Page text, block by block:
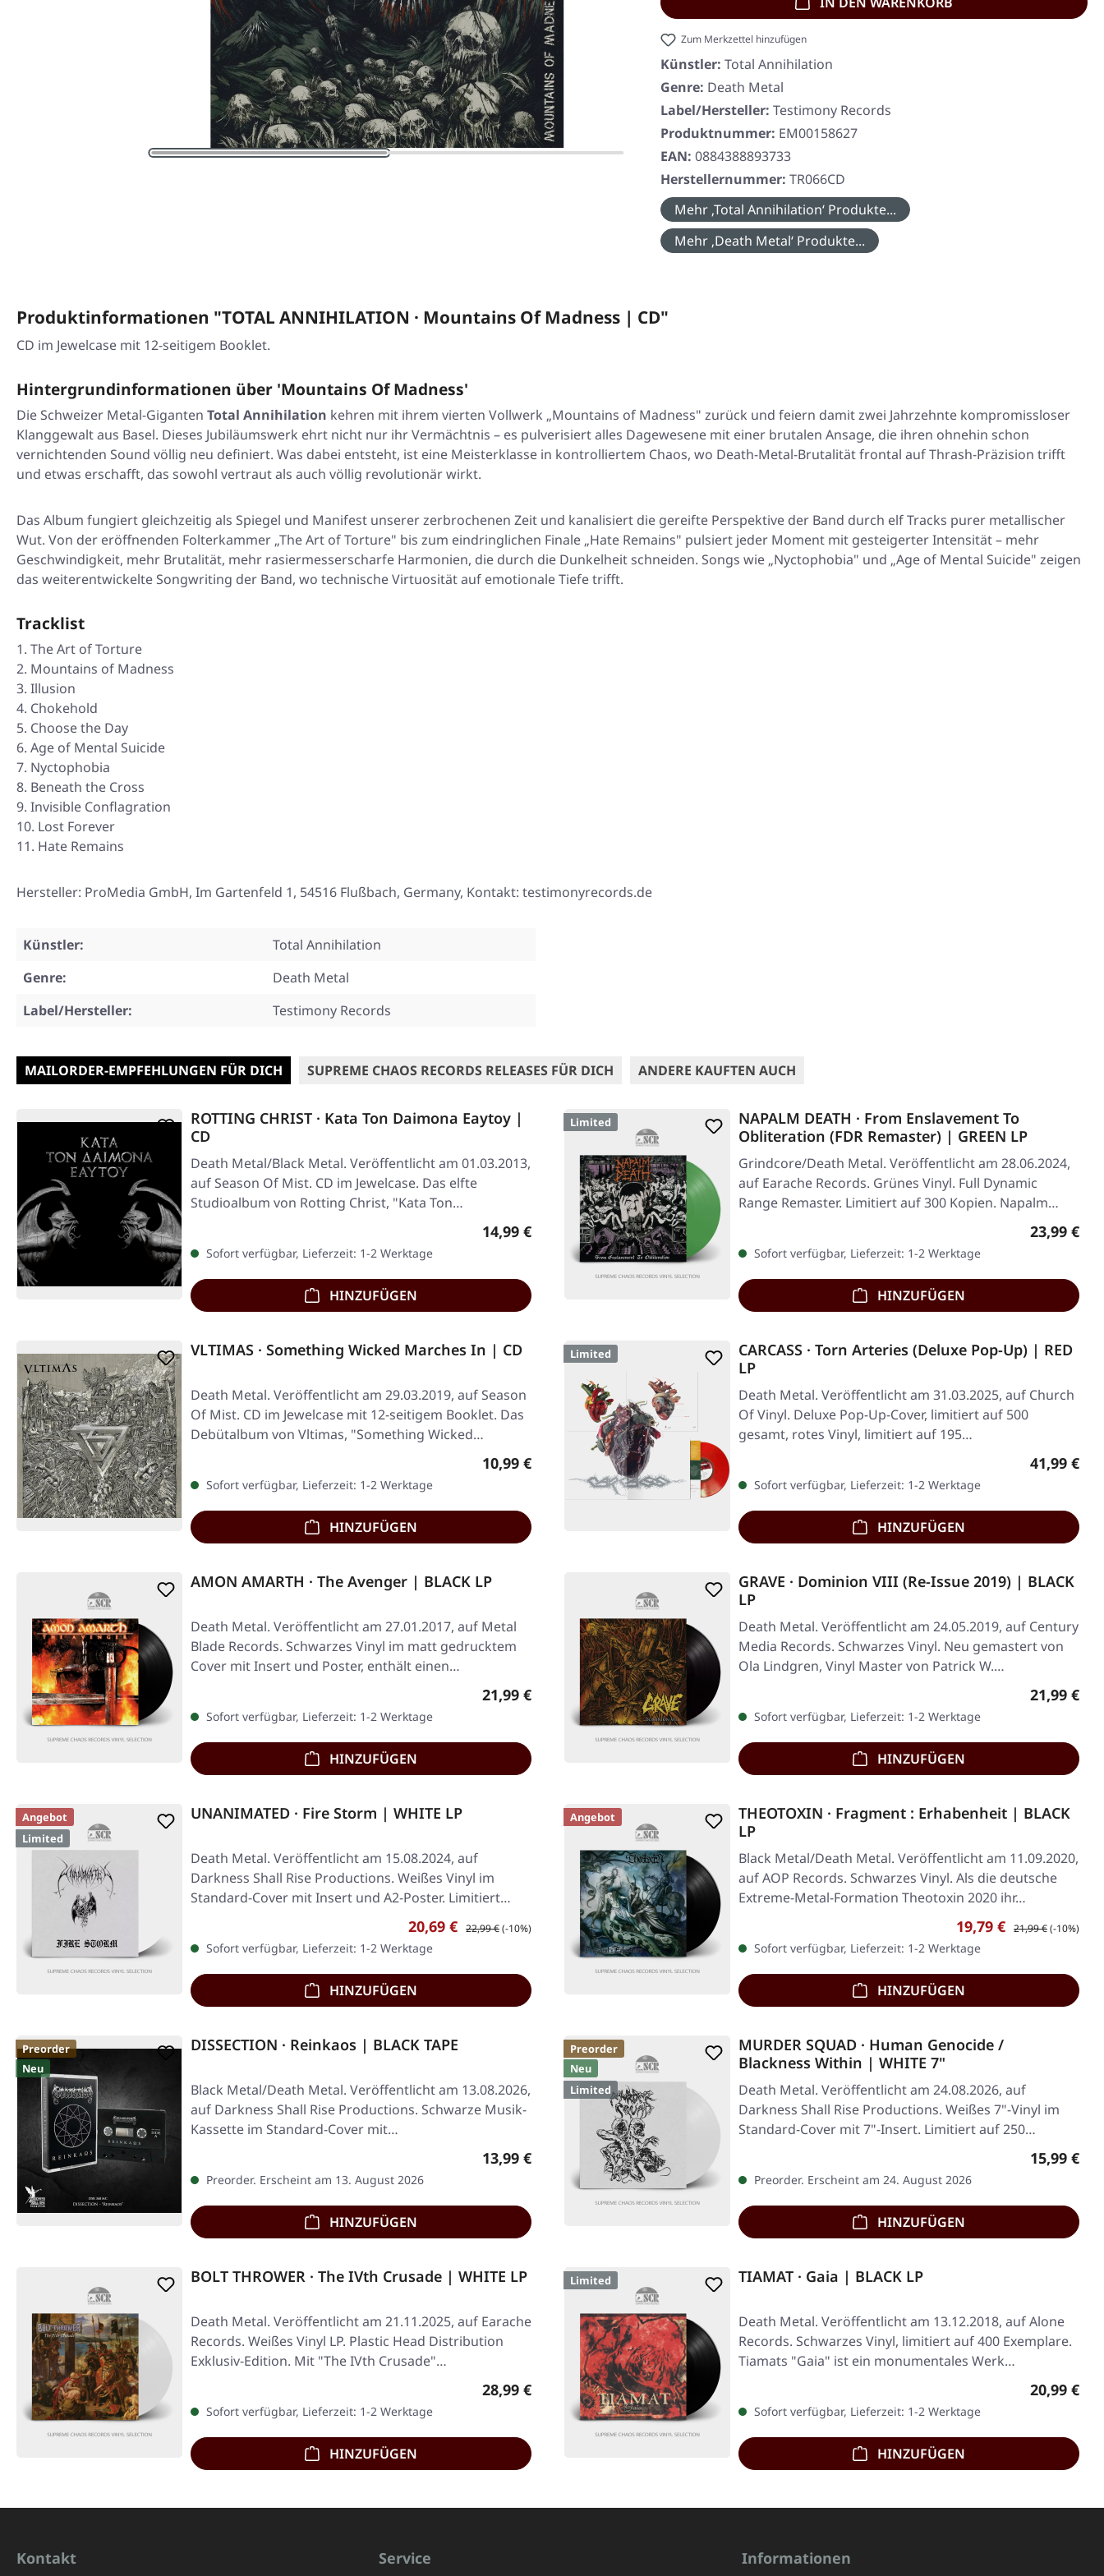
Zum Merkzettel hinzufügen
Künstler: Total Annihilation
Genre: Death Metal
Label/Hersteller: Testimony Records
Produktnummer: EM00158627
EAN: 0884388893733
Herstellernummer: TR066CD
Mehr ‚Total Annihilation‘ Produkte...
Mehr ‚Death Metal‘ Produkte...
Produktinformationen "TOTAL ANNIHILATION · Mountains Of Madness | CD"
CD im Jewelcase mit 12-seitigem Booklet.
Hintergrundinformationen über 'Mountains Of Madness'
Die Schweizer Metal-Giganten Total Annihilation kehren mit ihrem vierten Vollwerk „Mountains of Madness" zurück und feiern damit zwei Jahrzehnte kompromissloser
Klanggewalt aus Basel. Dieses Jubiläumswerk ehrt nicht nur ihr Vermächtnis – es pulverisiert alles Dagewesene mit einer brutalen Ansage, die ihren ohnehin schon
vernichtenden Sound völlig neu definiert. Was dabei entsteht, ist eine Meisterklasse in kontrolliertem Chaos, wo Death-Metal-Brutalität frontal auf Thrash-Präzision trifft
und etwas erschafft, das sowohl vertraut als auch völlig revolutionär wirkt.
Das Album fungiert gleichzeitig als Spiegel und Manifest unserer zerbrochenen Zeit und kanalisiert die gereifte Perspektive der Band durch elf Tracks purer metallischer
Wut. Von der eröffnenden Folterkammer „The Art of Torture" bis zum eindringlichen Finale „Hate Remains" pulsiert jeder Moment mit gesteigerter Intensität – mehr
Geschwindigkeit, mehr Brutalität, mehr rasiermesserscharfe Harmonien, die durch die Dunkelheit schneiden. Songs wie „Nyctophobia" und „Age of Mental Suicide" zeigen
das weiterentwickelte Songwriting der Band, wo technische Virtuosität auf emotionale Tiefe trifft.
Tracklist
The Art of Torture
Mountains of Madness
Illusion
Chokehold
Choose the Day
Age of Mental Suicide
Nyctophobia
Beneath the Cross
Invisible Conflagration
Lost Forever
Hate Remains
Hersteller: ProMedia GmbH, Im Gartenfeld 1, 54516 Flußbach, Germany, Kontakt: testimonyrecords.de
Künstler:
Total Annihilation
Genre:
Death Metal
Label/Hersteller:
Testimony Records
MAILORDER-EMPFEHLUNGEN FÜR DICH SUPREME CHAOS RECORDS RELEASES FÜR DICH ANDERE KAUFTEN AUCH
ROTTING CHRIST · Kata Ton Daimona Eaytoy |
CD
Death Metal/Black Metal. Veröffentlicht am 01.03.2013,
auf Season Of Mist. CD im Jewelcase. Das elfte
Studioalbum von Rotting Christ, "Kata Ton…
Regulärer Preis:
14,99 €
Sofort verfügbar, Lieferzeit: 1-2 Werktage
HINZUFÜGEN
Limited
NAPALM DEATH · From Enslavement To
Obliteration (FDR Remaster) | GREEN LP
Grindcore/Death Metal. Veröffentlicht am 28.06.2024,
auf Earache Records. Grünes Vinyl. Full Dynamic
Range Remaster. Limitiert auf 300 Kopien. Napalm…
Regulärer
23,99 €
Sofort verfügbar, Lieferzeit: 1-2 Werktage
HINZUFÜGEN
VLTIMAS · Something Wicked Marches In | CD
Death Metal. Veröffentlicht am 29.03.2019, auf Season
Of Mist. CD im Jewelcase mit 12-seitigem Booklet. Das
Debütalbum von Vltimas, "Something Wicked…
Regulärer Preis:
10,99 €
Sofort verfügbar, Lieferzeit: 1-2 Werktage
HINZUFÜGEN
Limited
CARCASS · Torn Arteries (Deluxe Pop-Up) | RED
LP
Death Metal. Veröffentlicht am 31.03.2025, auf Church
Of Vinyl. Deluxe Pop-Up-Cover, limitiert auf 500
gesamt, rotes Vinyl, limitiert auf 195…
Regulärer
41,99 €
Sofort verfügbar, Lieferzeit: 1-2 Werktage
HINZUFÜGEN
AMON AMARTH · The Avenger | BLACK LP
Death Metal. Veröffentlicht am 27.01.2017, auf Metal
Blade Records. Schwarzes Vinyl im matt gedrucktem
Cover mit Insert und Poster, enthält einen…
Regulärer Preis:
21,99 €
Sofort verfügbar, Lieferzeit: 1-2 Werktage
HINZUFÜGEN
GRAVE · Dominion VIII (Re-Issue 2019) | BLACK
LP
Death Metal. Veröffentlicht am 24.05.2019, auf Century
Media Records. Schwarzes Vinyl. Neu gemastert von
Ola Lindgren, Vinyl Master von Patrick W.…
Regulärer
21,99 €
Sofort verfügbar, Lieferzeit: 1-2 Werktage
HINZUFÜGEN
Angebot
Limited
UNANIMATED · Fire Storm | WHITE LP
Death Metal. Veröffentlicht am 15.08.2024, auf
Darkness Shall Rise Productions. Weißes Vinyl im
Standard-Cover mit Insert und A2-Poster. Limitiert…
Verkaufspreis:
20,69 € Regulärer Preis:
22,99 €(-10%)
Sofort verfügbar, Lieferzeit: 1-2 Werktage
HINZUFÜGEN
Angebot
THEOTOXIN · Fragment : Erhabenheit | BLACK
LP
Black Metal/Death Metal. Veröffentlicht am 11.09.2020,
auf AOP Records. Schwarzes Vinyl. Als die deutsche
Extreme-Metal-Formation Theotoxin 2020 ihr…
Verkaufspreis:
19,79 € Regulärer Preis:
21,99 €(-10%)
Sofort verfügbar, Lieferzeit: 1-2 Werktage
HINZUFÜGEN
Preorder
Neu
DISSECTION · Reinkaos | BLACK TAPE
Black Metal/Death Metal. Veröffentlicht am 13.08.2026,
auf Darkness Shall Rise Productions. Schwarze Musik-
Kassette im Standard-Cover mit…
Regulärer Preis:
13,99 €
Preorder. Erscheint am 13. August 2026
HINZUFÜGEN
Preorder
Neu
Limited
MURDER SQUAD · Human Genocide /
Blackness Within | WHITE 7"
Death Metal. Veröffentlicht am 24.08.2026, auf
Darkness Shall Rise Productions. Weißes 7"-Vinyl im
Standard-Cover mit 7"-Insert. Limitiert auf 250…
Regulärer
15,99 €
Preorder. Erscheint am 24. August 2026
HINZUFÜGEN
BOLT THROWER · The IVth Crusade | WHITE LP
Death Metal. Veröffentlicht am 21.11.2025, auf Earache
Records. Weißes Vinyl LP. Plastic Head Distribution
Exklusiv-Edition. Mit "The IVth Crusade"…
Regulärer Preis:
28,99 €
Sofort verfügbar, Lieferzeit: 1-2 Werktage
HINZUFÜGEN
Limited TIAMAT · Gaia | BLACK LP
Death Metal. Veröffentlicht am 13.12.2018, auf Alone
Records. Schwarzes Vinyl, limitiert auf 400 Exemplare.
Tiamats "Gaia" ist ein monumentales Werk…
Regulärer
20,99 €
Sofort verfügbar, Lieferzeit: 1-2 Werktage
HINZUFÜGEN
Kontakt Service Informationen